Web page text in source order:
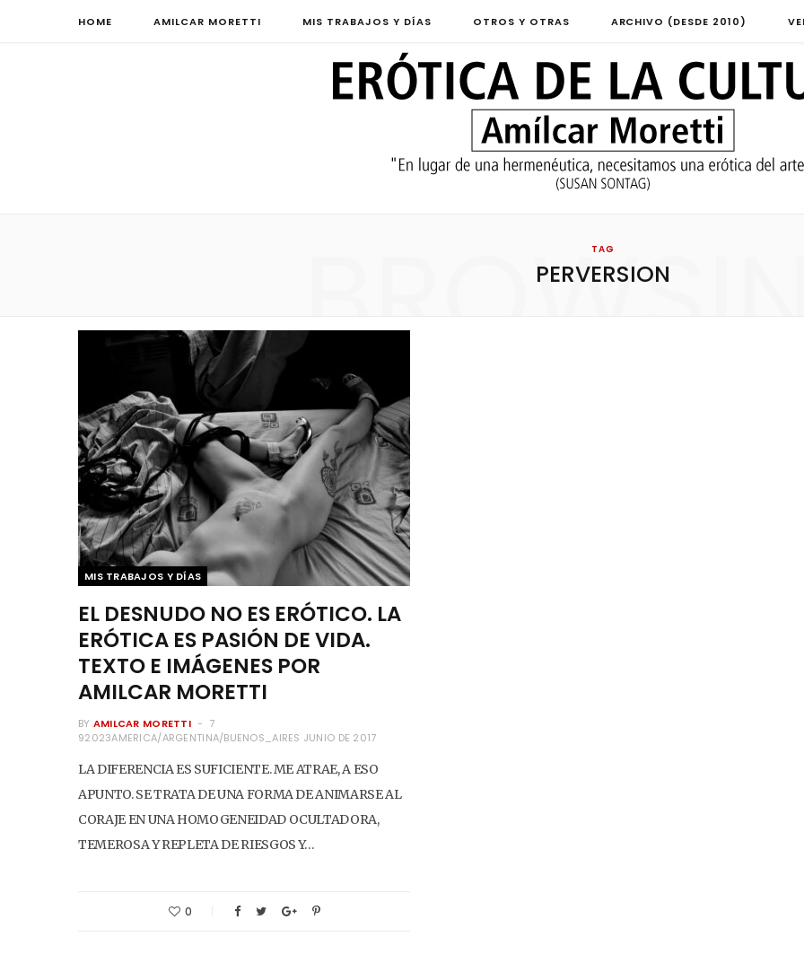
HOME AMILCAR MORETTI MIS TRABAJOS Y DÍAS OTROS Y OTRAS ARCHIVO (DESDE 2010)
TAG
PERVERSION
MIS TRABAJOS Y DÍAS
EL DESNUDO NO ES ERÓTICO. LA
ERÓTICA ES PASIÓN DE VIDA.
TEXTO E IMÁGENES POR
AMILCAR MORETTI
BY AMILCAR MORETTI
7
92023AMERICA/ARGENTINA/BUENOS_AIRES JUNIO DE 2017
LA DIFERENCIA ES SUFICIENTE. ME ATRAE, A ESO
APUNTO. SE TRATA DE UNA FORMA DE ANIMARSE AL
CORAJE EN UNA HOMOGENEIDAD OCULTADORA,
TEMEROSA Y REPLETA DE RIESGOS Y…
0